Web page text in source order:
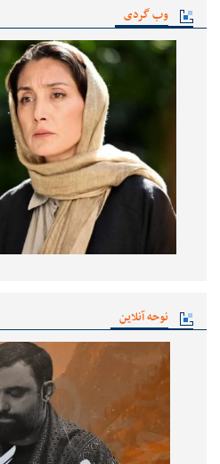
وب گردی
نوحه آنلاین